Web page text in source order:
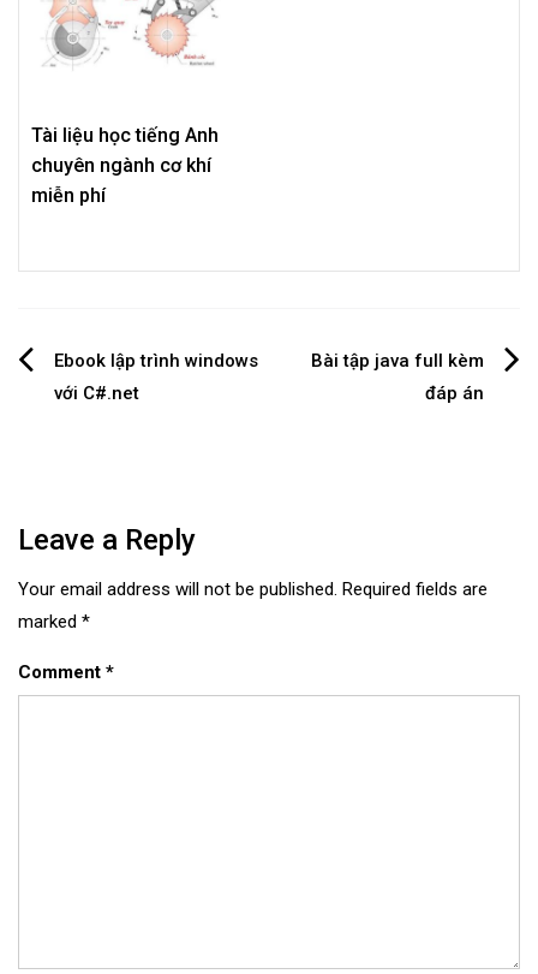
Tài liệu học tiếng Anh
chuyên ngành cơ khí
miễn phí
PostEbook lập trình windows
với C#.net
Bài tập java full kèm
đáp án
Leave a Reply
Your email address will not be published. Required fields are
marked *
Comment *